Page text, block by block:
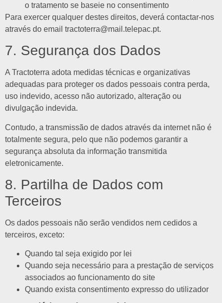
o tratamento se baseie no consentimento
Para exercer qualquer destes direitos, deverá contactar-nos
através do email tractoterra@mail.telepac.pt.
7. Segurança dos Dados
A Tractoterra adota medidas técnicas e organizativas
adequadas para proteger os dados pessoais contra perda,
uso indevido, acesso não autorizado, alteração ou
divulgação indevida.
Contudo, a transmissão de dados através da internet não é
totalmente segura, pelo que não podemos garantir a
segurança absoluta da informação transmitida
eletronicamente.
8. Partilha de Dados com
Terceiros
Os dados pessoais não serão vendidos nem cedidos a
terceiros, exceto:
Quando tal seja exigido por lei
Quando seja necessário para a prestação de serviços
associados ao funcionamento do site
Quando exista consentimento expresso do utilizador